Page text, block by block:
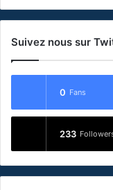
Suivez nous sur
0 Fans
233